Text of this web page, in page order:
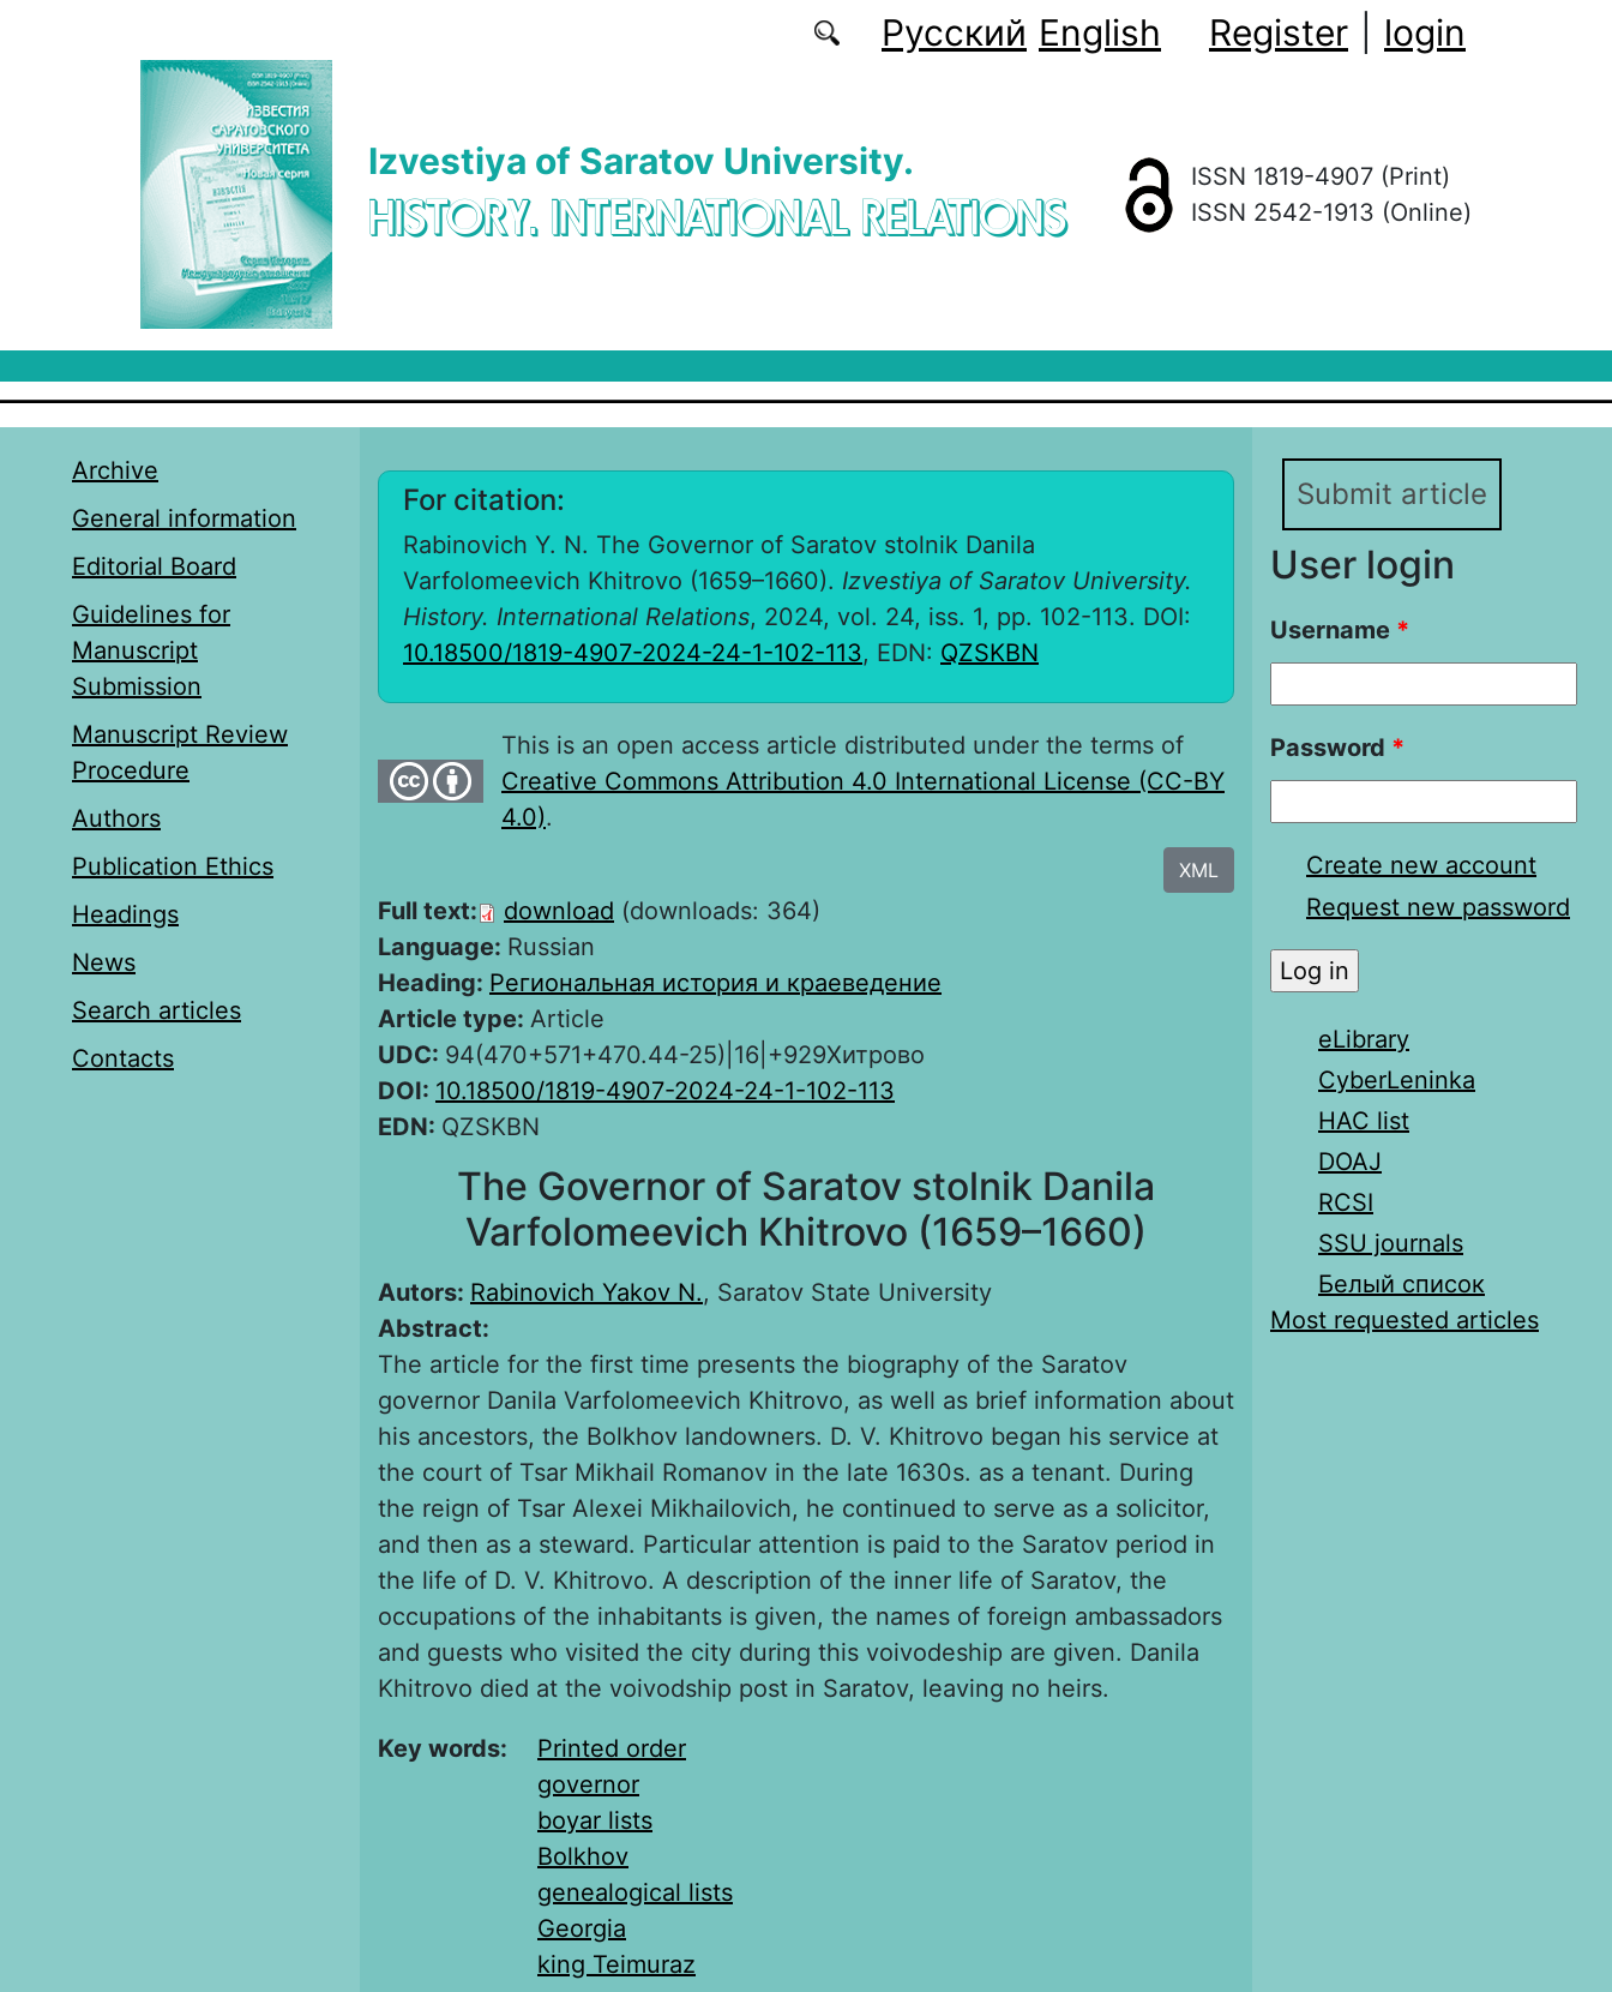
Русский English Register login
Izvestiya of Saratov University.
HISTORY. INTERNATIONAL RELATIONS
ISSN 1819-4907 (Print)
ISSN 2542-1913 (Online)
Archive
General information
Editorial Board
Guidelines for
Manuscript
Submission
Manuscript Review
Procedure
Authors
Publication Ethics
Headings
News
Search articles
Contacts
For citation:
Rabinovich Y. N. The Governor of Saratov stolnik Danila
Varfolomeevich Khitrovo (1659–1660). Izvestiya of Saratov University.
History. International Relations, 2024, vol. 24, iss. 1, pp. 102-113. DOI:
10.18500/1819-4907-2024-24-1-102-113, EDN: QZSKBN
This is an open access article distributed under the terms of
Creative Commons Attribution 4.0 International License (CC-BY
4.0).
XML
Full text: download (downloads: 364)
Language: Russian
Heading: Региональная история и краеведение
Article type: Article
UDC: 94(470+571+470.44-25)|16|+929Хитрово
DOI: 10.18500/1819-4907-2024-24-1-102-113
EDN: QZSKBN
The Governor of Saratov stolnik Danila
Varfolomeevich Khitrovo (1659–1660)
Autors: Rabinovich Yakov N., Saratov State University
Abstract:
The article for the first time presents the biography of the Saratov
governor Danila Varfolomeevich Khitrovo, as well as brief information about
his ancestors, the Bolkhov landowners. D. V. Khitrovo began his service at
the court of Tsar Mikhail Romanov in the late 1630s. as a tenant. During
the reign of Tsar Alexei Mikhailovich, he continued to serve as a solicitor,
and then as a steward. Particular attention is paid to the Saratov period in
the life of D. V. Khitrovo. A description of the inner life of Saratov, the
occupations of the inhabitants is given, the names of foreign ambassadors
and guests who visited the city during this voivodeship are given. Danila
Khitrovo died at the voivodship post in Saratov, leaving no heirs.
Key words:
Printed order
governor
boyar lists
Bolkhov
genealogical lists
Georgia
king Teimuraz
Submit article
User login
Username *
Password *
Create new account
Request new password
eLibrary
CyberLeninka
HAC list
DOAJ
RCSI
SSU journals
Белый список
Most requested articles